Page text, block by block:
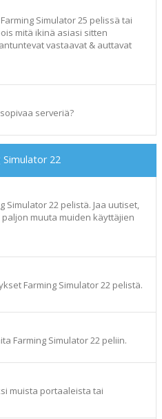
Simulator 25 pelissä tai
mitä ikinä asiasi sitten
vastaavat & auttavat
serveriä?
Simulator 22
Simulator 22 pelistä. Jaa uutiset,
muuta muiden käyttäjien
Farming Simulator 22 pelistä.
Farming Simulator 22 peliin.
muista portaaleista tai